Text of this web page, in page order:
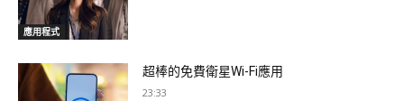
應用程式
超棒的免費衛星Wi-Fi應用
23:33